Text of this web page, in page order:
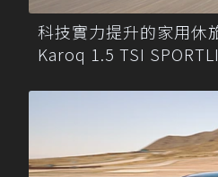
科技實力提升的家用
Karoq 1.5 TSI